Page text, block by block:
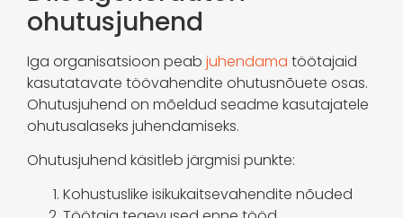
ohutusjuhend
Iga organisatsioon peab juhendama töötajaid
kasutatavate töövahendite ohutusnõuete osas.
Ohutusjuhend on mõeldud seadme kasutajatele
ohutusalaseks juhendamiseks.
Ohutusjuhend käsitleb järgmisi punkte:
Kohustuslike isikukaitsevahendite nõuded